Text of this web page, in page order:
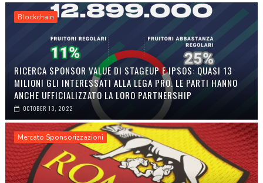
Blockchain
RICERCA SPONSOR VALUE DI STAGEUP E IPSOS: QUASI 13
MILIONI GLI INTERESSATI ALLA LEGA PRO. LE PARTI HANNO
ANCHE UFFICIALIZZATO LA LORO PARTNERSHIP
OCTOBER 13, 2022
Mercato Sponsorizzazioni